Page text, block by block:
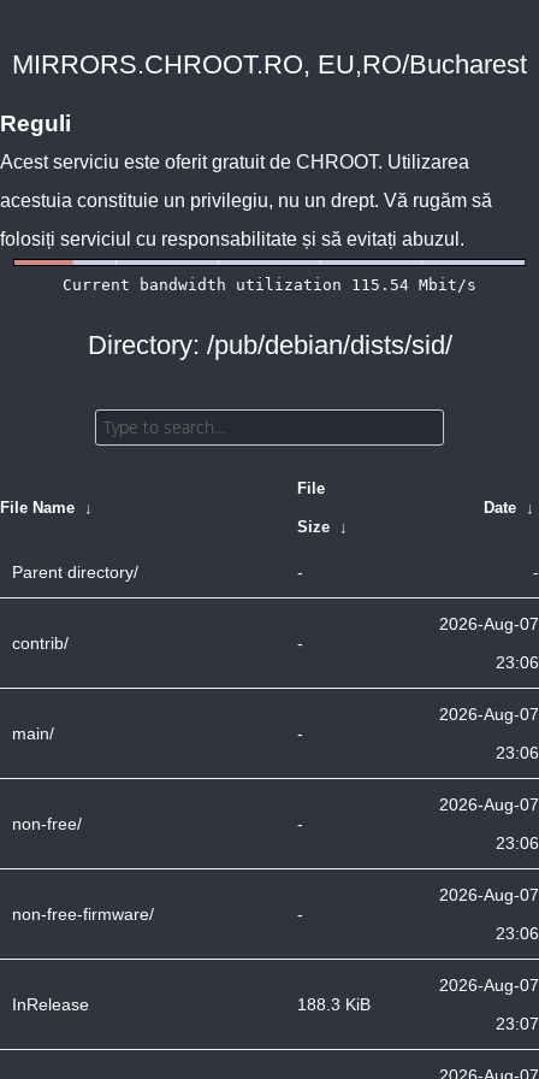
MIRRORS.CHROOT.RO, EU,RO/Bucharest
Reguli
Acest serviciu este oferit gratuit de CHROOT. Utilizarea
acestuia constituie un privilegiu, nu un drept. Vă rugăm să
folosiți serviciul cu responsabilitate și să evitați abuzul.
Directory: /pub/debian/dists/sid/
File Name ↓
File
Size ↓
Date ↓
Parent directory/ - -
contrib/ -
2026-Aug-07
23:06
main/ -
2026-Aug-07
23:06
non-free/ -
2026-Aug-07
23:06
non-free-firmware/ -
2026-Aug-07
23:06
InRelease 188.3 KiB
2026-Aug-07
23:07